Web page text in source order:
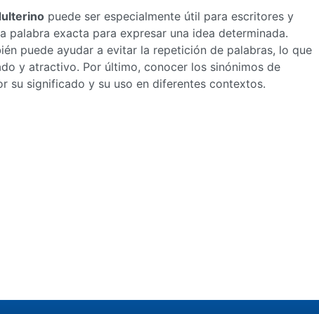
puede ser especialmente útil para escritores y
palabra exacta para expresar una idea determinada.
puede ayudar a evitar la repetición de palabras, lo que
y atractivo. Por último, conocer los sinónimos de
su significado y su uso en diferentes contextos.